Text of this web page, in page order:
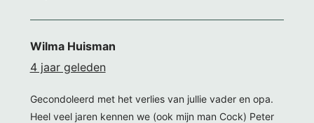
Wilma Huisman
4 jaar geleden
Gecondoleerd met het verlies van jullie vader en opa.
Heel veel jaren kennen we (ook mijn man Cock) Peter